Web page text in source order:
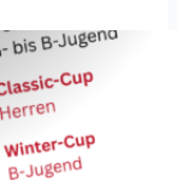
in zwei Gr
In der End
dem […]